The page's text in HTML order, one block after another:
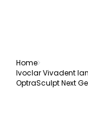
Home
Ivoclar Vivadent
OptraSculpt Next